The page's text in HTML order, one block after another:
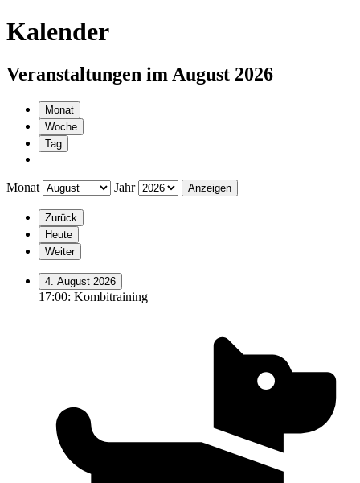
Kalender
Veranstaltungen im August 2026
Monat
Woche
Tag
Monat Jahr
Zurück
Heute
Weiter
4. August 2026
17:00: Kombitraining